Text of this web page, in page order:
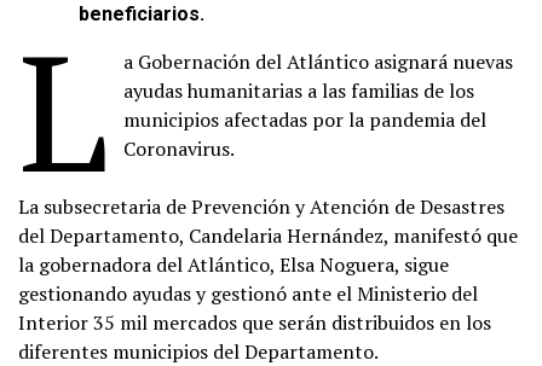
beneficiarios.
L
a Gobernación del Atlántico asignará nuevas
ayudas humanitarias a las familias de los
municipios afectadas por la pandemia del
Coronavirus.
La subsecretaria de Prevención y Atención de Desastres
del Departamento, Candelaria Hernández, manifestó que
la gobernadora del Atlántico, Elsa Noguera, sigue
gestionando ayudas y gestionó ante el Ministerio del
Interior 35 mil mercados que serán distribuidos en los
diferentes municipios del Departamento.